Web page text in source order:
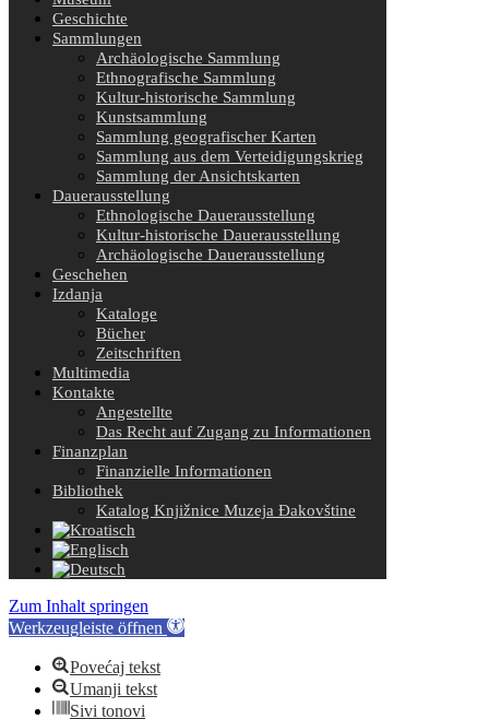
Geschichte
Sammlungen
Archäologische Sammlung
Ethnografische Sammlung
Kultur-historische Sammlung
Kunstsammlung
Sammlung geografischer Karten
Sammlung aus dem Verteidigungskrieg
Sammlung der Ansichtskarten
Dauerausstellung
Ethnologische Dauerausstellung
Kultur-historische Dauerausstellung
Archäologische Dauerausstellung
Geschehen
Izdanja
Kataloge
Bücher
Zeitschriften
Multimedia
Kontakte
Angestellte
Das Recht auf Zugang zu Informationen
Finanzplan
Finanzielle Informationen
Bibliothek
Katalog Knjižnice Muzeja Đakovštine
Zum Inhalt springen
Werkzeugleiste öffnen
Povećaj tekst
Umanji tekst
Sivi tonovi